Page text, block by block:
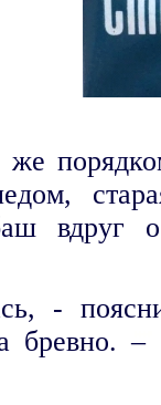
же
вдруг
-
бревно.